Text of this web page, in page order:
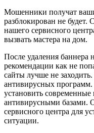
Мошенники получат
разблокирован не будет.
нашего сервисного
вызвать мастера на дом.
После удаления баннера
рекомендации как не
сайты лучше не
антивирусных
установить
антивирусными базами.
сервисного центра для
ситуации.